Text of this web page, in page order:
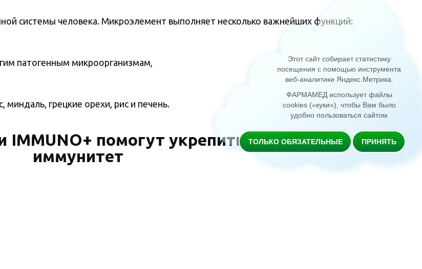
системы человека. Микроэлемент выполняет несколько важнейших функций:
патогенным микроорганизмам,
миндаль, грецкие орехи, рис и печень.
помогут укрепить
иммунитет
Этот сайт собирает статистику
посещения с помощью инструмента
веб-аналитики Яндекс.Метрика
ФАРМАМЕД использует файлы
cookies («куки»), чтобы Вам было
удобно пользоваться сайтом
ТОЛЬКО ОБЯЗАТЕЛЬНЫЕ ПРИНЯТЬ